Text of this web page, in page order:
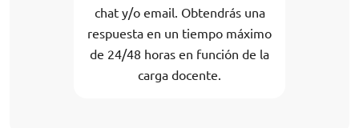
chat y/o email. Obtendrás una
respuesta en un tiempo máximo
de 24/48 horas en función de la
carga docente.